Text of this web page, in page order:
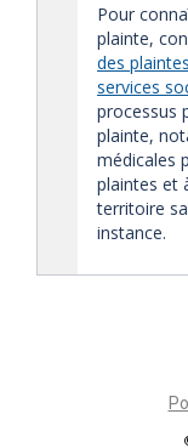
Pour
plainte,
des
services
processus
plainte,
médicales
plaintes et
territoire
instance.